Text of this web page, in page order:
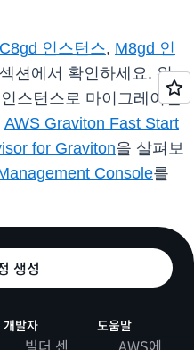
인스턴스, M8gd 인
섹션에서 확인하세요. 워
스턴스로 마이그레이션
AWS Graviton Fast Start
for Graviton을 살펴보
Console를
생성
개발자 도움말